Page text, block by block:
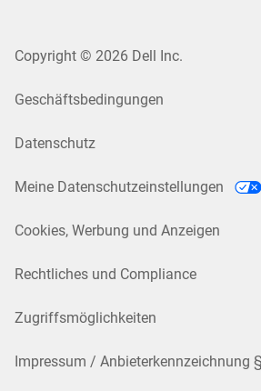
Copyright © 2026 Dell Inc.
Geschäftsbedingungen
Datenschutz
Meine Datenschutzeinstellungen
Cookies, Werbung und Anzeigen
Rechtliches und Compliance
Zugriffsmöglichkeiten
Impressum / Anbieterkennzeichnung